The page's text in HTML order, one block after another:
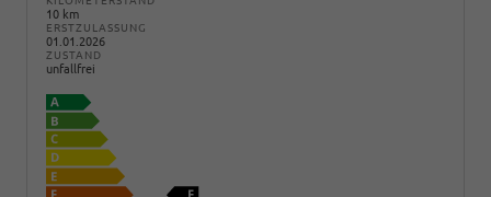
10 km
ERSTZULASSUNG
01.01.2026
ZUSTAND
unfallfrei